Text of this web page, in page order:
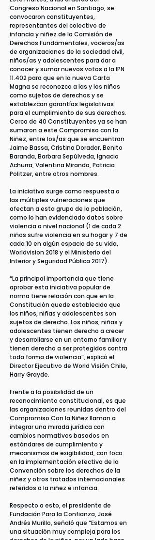
Congreso Nacional en Santiago, se
convocaron constituyentes,
representantes del colectivo de
infancia y niñez de la Comisión de
Derechos Fundamentales, voceros/as
de organizaciones de la sociedad civil,
niños/as y adolescentes para dar a
conocer y sumar nuevos votos a la IPN
11.402 para que en la nueva Carta
Magna se reconozca a las y los niños
como sujetos de derechos y se
establezcan garantías legislativas
para el cumplimiento de sus derechos.
Cerca de 40 Constituyentes ya se han
sumaron a este Compromiso con la
Niñez, entre los/as que se encuentran
Jaime Bassa, Cristina Dorador, Benito
Baranda, Barbara Sepúlveda, Ignacio
Achurra, Valentina Miranda, Patricia
Politzer, entre otros nombres.
La iniciativa surge como respuesta a
las múltiples vulneraciones que
afectan a esta grupo de la población,
como lo han evidenciado datos sobre
violencia a nivel nacional (1 de cada 2
niños sufre violencia en su hogar y 7 de
cada 10 en algún espacio de su vida,
Worldvision 2018 y el Ministerio del
Interior y Seguridad Pública 2017).
“La principal importancia que tiene
aprobar esta iniciativa popular de
norma tiene relación con que en la
Constitución quede establecido que
los niños, niñas y adolescentes son
sujetos de derecho. Los niños, niñas y
adolescentes tienen derecho a crecer
y desarrollarse en un entorno familiar y
tienen derecho a ser protegidos contra
toda forma de violencia”, explicó el
Director Ejecutivo de World Visión Chile,
Harry Grayde.
Frente a la posibilidad de un
reconocimiento constitucional, es que
las organizaciones reunidas dentro del
Compromiso Con la Niñez llaman a
integrar una mirada jurídica con
cambios normativos basados en
estándares de cumplimiento y
mecanismos de exigibilidad, con foco
en la implementación efectiva de la
Convención sobre los derechos de la
niñez y otros tratados internacionales
referidos a la niñez e infancia.
Respecto a esto, el presidente de
Fundación Para la Confianza, José
Andrés Murillo, señaló que “Estamos en
una situación muy compleja para los